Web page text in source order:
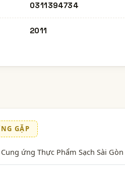
0311394734
2011
GẶP
ứng Thực Phẩm Sạch Sài